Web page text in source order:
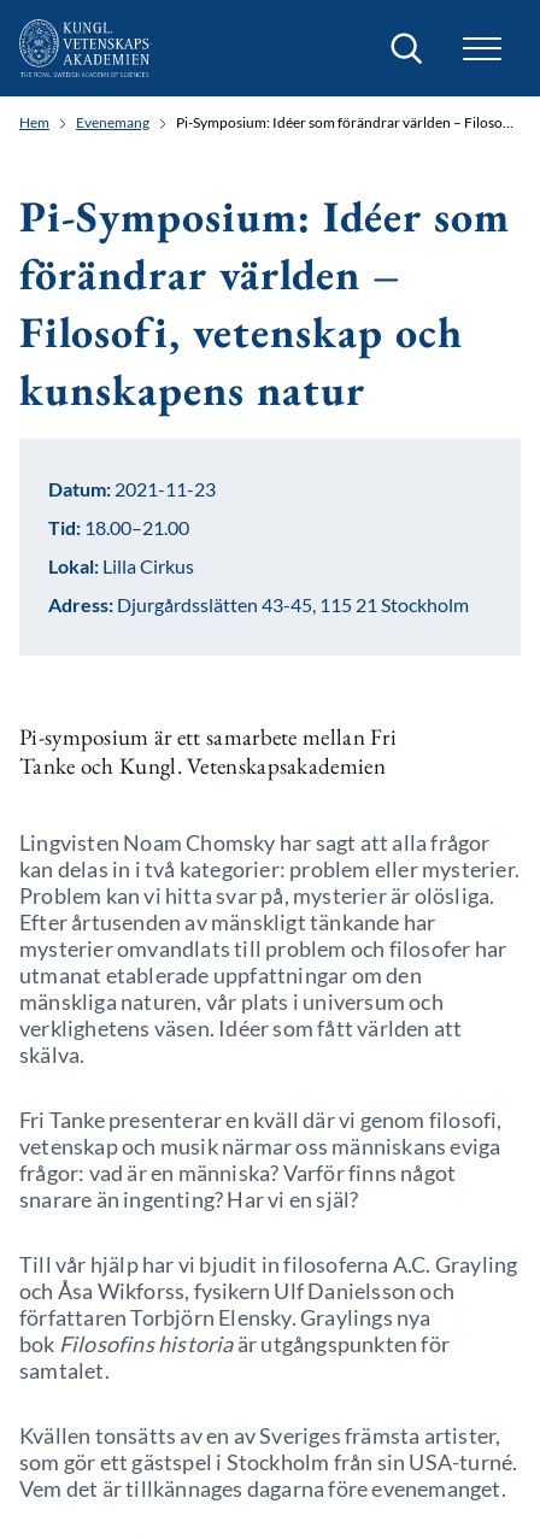
Sök
Hem Evenemang Pi-Symposium: Idéer som förändrar världen – Filosofi, vetenskap och kunskapens natur
Pi-Symposium: Idéer som
förändrar världen –
Filosofi, vetenskap och
kunskapens natur
Pi-symposium är ett samarbete mellan Fri
Tanke och Kungl. Vetenskapsakademien
Lingvisten Noam Chomsky har sagt att alla frågor
kan delas in i två kategorier: problem eller mysterier.
Problem kan vi hitta svar på, mysterier är olösliga.
Efter årtusenden av mänskligt tänkande har
mysterier omvandlats till problem och filosofer har
utmanat etablerade uppfattningar om den
mänskliga naturen, vår plats i universum och
verklighetens väsen. Idéer som fått världen att
skälva.
Fri Tanke presenterar en kväll där vi genom filosofi,
vetenskap och musik närmar oss människans eviga
frågor: vad är en människa? Varför finns något
snarare än ingenting? Har vi en själ?
Till vår hjälp har vi bjudit in filosoferna A.C. Grayling
och Åsa Wikforss, fysikern Ulf Danielsson och
författaren Torbjörn Elensky. Graylings nya
bok Filosofins historiaär utgångspunkten för
samtalet.
Kvällen tonsätts av en av Sveriges främsta artister,
som gör ett gästspel i Stockholm från sin USA-turné.
Vem det är tillkännages dagarna före evenemanget.
Datum: 2021-11-23
Tid: 18.00–21.00
Lokal: Lilla Cirkus
Adress: Djurgårdsslätten 43-45, 115 21 Stockholm